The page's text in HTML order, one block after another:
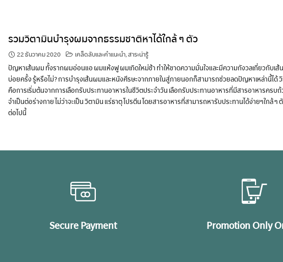
รวมวิตามินบํารุงผมจากธรรมชาติหาได้ใกล้ ๆ ตัว
22 ธันวาคม 2020 เคล็ดลับและคำแนะนำ,สาระน่ารู้
ปัญหาเส้นผม ทั้งรากผมอ่อนแอ ผมแห้งฟู ผมเกิดใหม่ช้า ทำให้ขาดความมั่นใจและมีความกังวลเกี่ยวกับเ
บ่อยครั้ง รู้หรือไม่? การบำรุงเส้นผมและหนังศีรษะจากภายในสู่ภายนอกก็สามารถช่วยลดปัญหาเหล่านี้ได้
คือการเริ่มต้นจากการเลือกรับประทานอาหารในชีวิตประจำวัน เลือกรับประทานอาหารที่มีสารอาหารครบ
จำเป็นต่อร่างกาย ไม่ว่าจะเป็น วิตามิน แร่ธาตุ โปรตีน โดยสารอาหารที่สามารถหารับประทานได้ง่ายๆใกล้ ๆ
ต่อไปนี้
Secure Payment Promotion Only